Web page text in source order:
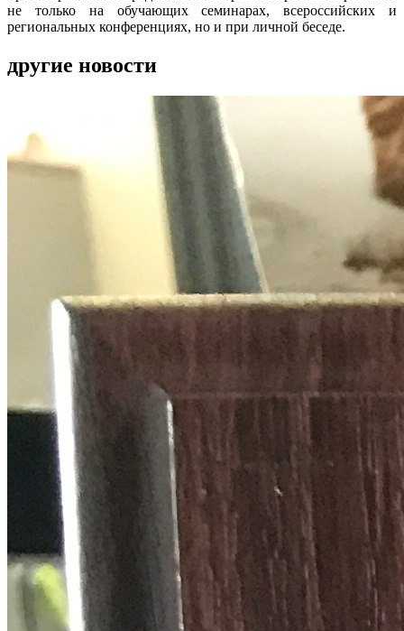
не только на обучающих семинарах, всероссийских и
региональных конференциях, но и при личной беседе.
другие новости